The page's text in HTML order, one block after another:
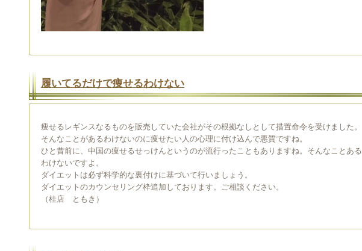
履いてるだけで痩せるわけない
痩せるレギンスなるものを販売していた会社がその根拠なしとして措置命令を受けました。
そんなことがあるわけないのに痩せたい人の心理に付け込んで悪質ですね。
ひと昔前に、中国の痩せるせっけんというのが流行ったこともありますね。そんなことある
わけないですよ。
ダイエットは必ず科学的な裏付けに基づいて行いましょう。
ダイエットのカウンセリング枠追加しております。ご相談ください。
（桂店 ともき）